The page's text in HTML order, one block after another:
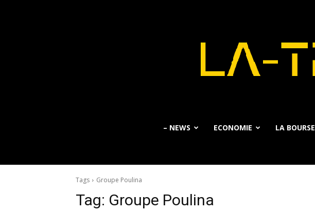
– NEWS ECONOMIE LA BOURSE
Tags Groupe Poulina
Tag: Groupe Poulina